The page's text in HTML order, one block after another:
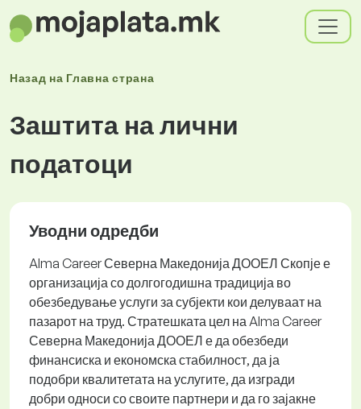
Назад на Главна страна
Заштита на лични
податоци
Уводни одредби
Alma Career Северна Македонија ДООЕЛ Скопје е
организација со долгогодишна традиција во
обезбедување услуги за субјекти кои делуваат на
пазарот на труд. Стратешката цел на Alma Career
Северна Македонија ДООЕЛ е да обезбеди
финансиска и економска стабилност, да ја
подобри квалитетата на услугите, да изгради
добри односи со своите партнери и да го зајакне